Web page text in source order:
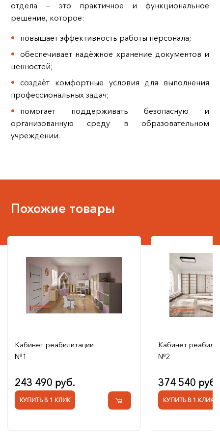
отдела — это практичное и функциональное
решение, которое:
повышает эффективность работы персонала;
обеспечивает надёжное хранение документов и
ценностей;
создаёт комфортные условия для выполнения
профессиональных задач;
помогает поддерживать безопасную и
организованную среду в образовательном
учреждении.
Похожие товары
Кабинет реабилитации
№1
243 490 руб.
КУПИТЬ В 1 КЛИК
Кабинет
№2
374 540 руб.
КУПИТЬ В 1 КЛИК